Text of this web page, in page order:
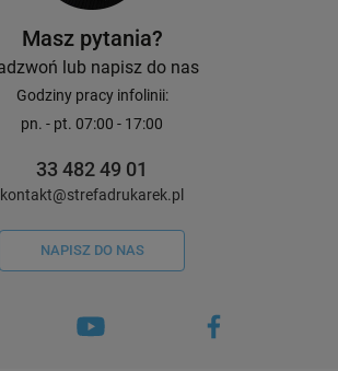
Masz pytania?
lub napisz do nas
Godziny pracy infolinii:
pn. - pt. 07:00 - 17:00
33 482 49 01
kontakt@strefadrukarek.pl
NAPISZ DO NAS